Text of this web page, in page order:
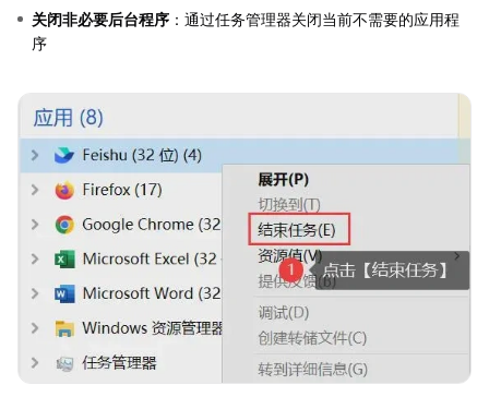
关闭非必要后台程序 ：通过任务管理器关闭当前不需要的应用程
序